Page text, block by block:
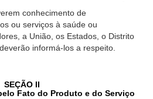
conhecimento de
ou serviços à saúde ou
a União, os Estados, o Distrito
informá-los a respeito.
SEÇÃO II
Fato do Produto e do Serviço